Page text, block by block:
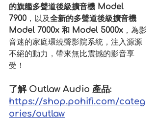
的旗艦多聲道後級擴音機 Model
7900 ，以及全新的多聲道後級擴音機
Model 7000x 和 Model 5000x ，為影
音迷的家庭環繞聲影院系統，注入源源
不絕的動力，帶來無比震撼的影音享
受！
了解 Outlaw Audio 產品:
https://shop.pohifi.com/categ
ories/outlaw